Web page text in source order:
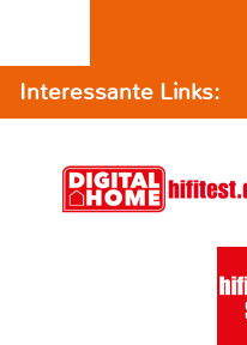
Interessante Links: